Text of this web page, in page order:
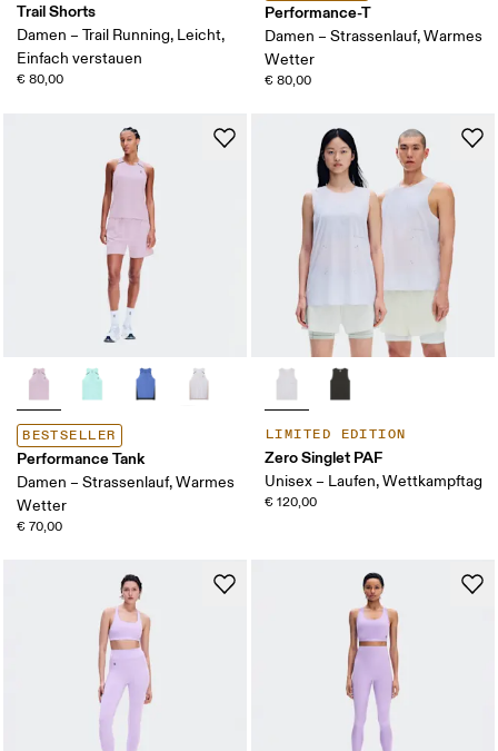
Trail Shorts
Damen – Trail Running, Leicht,
Einfach verstauen
€ 80,00
Performance-T
Damen – Strassenlauf, Warmes
Wetter
€ 80,00
BESTSELLER
Performance Tank
Damen – Strassenlauf, Warmes
Wetter
€ 70,00
LIMITED EDITION
Zero Singlet PAF
Unisex – Laufen, Wettkampftag
€ 120,00